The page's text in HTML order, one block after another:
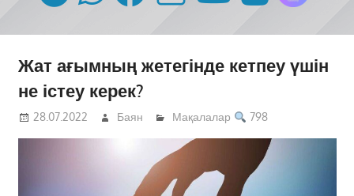
Жат ағымның жетегінде кетпеу үшін
не істеу керек?
28.07.2022 Баян Мақалалар 798